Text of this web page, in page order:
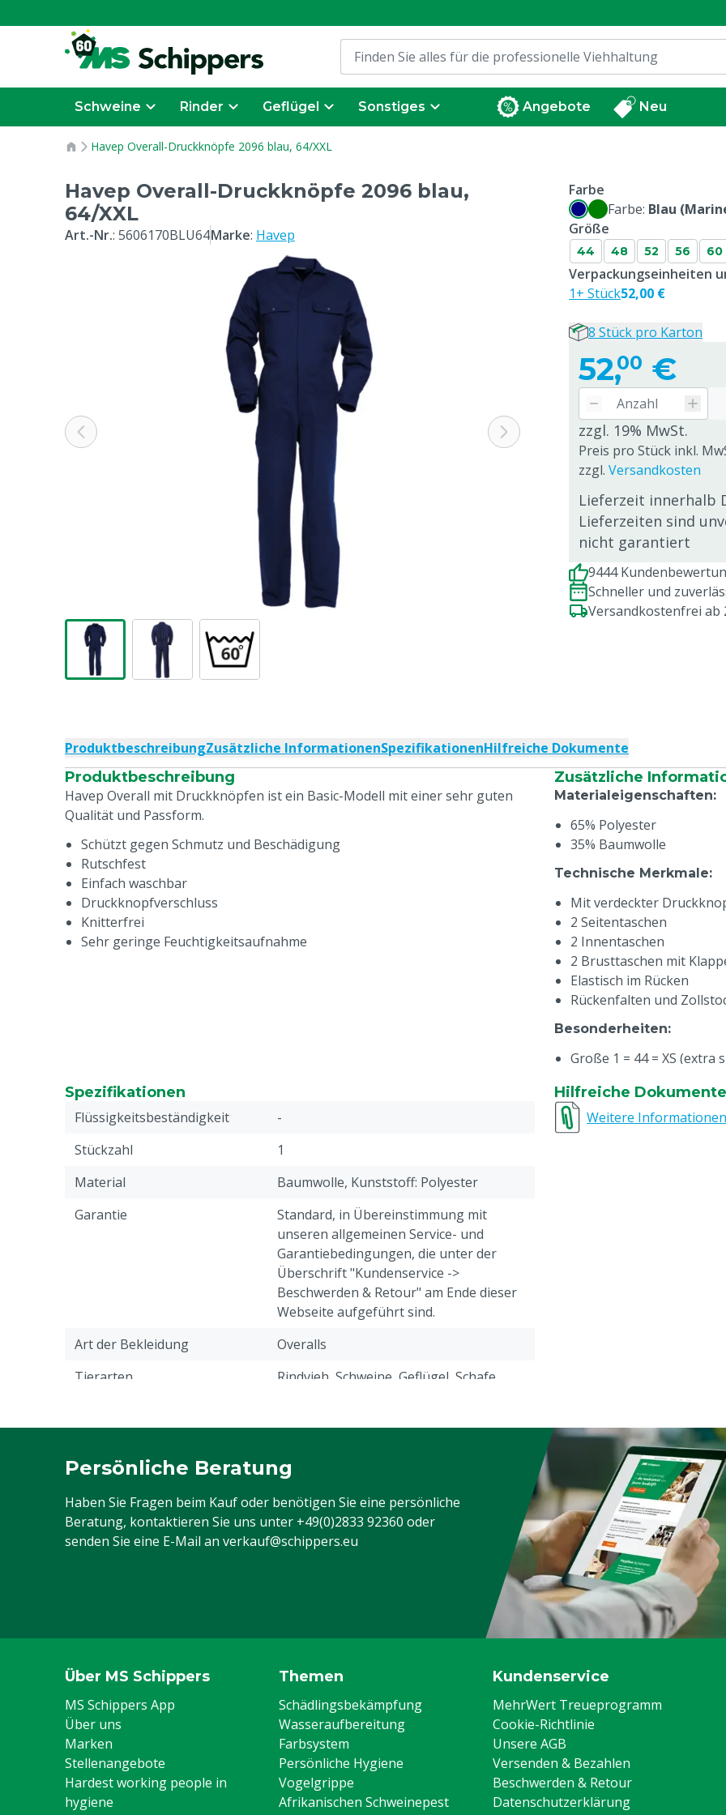
Schweine Rinder Geflügel Sonstiges Angebote Neu
Havep Overall-Druckknöpfe 2096 blau, 64/XXL
Havep Overall-Druckknöpfe 2096 blau,
64/XXL
Art.-Nr.: 5606170BLU64Marke: Havep
Farbe
Farbe: Blau
Größe
44 48 52 56 60
52,00 €
zzgl. 19% MwSt.
Preis pro Stück inkl.
zzgl. Versandkosten
Lieferzeit innerhalb
Lieferzeiten sind
nicht garantiert
Verpackungseinheiten
1+ Stück52,00 €
8 Stück pro Karton
9444
Schneller und
Versandkostenfrei ab
ProduktbeschreibungZusätzliche InformationenSpezifikationenHilfreiche Dokumente
Produktbeschreibung
Havep Overall mit Druckknöpfen ist ein Basic-Modell mit einer sehr guten
Qualität und Passform.
Schützt gegen Schmutz und Beschädigung
Rutschfest
Einfach waschbar
Druckknopfverschluss
Knitterfrei
Sehr geringe Feuchtigkeitsaufnahme
Zusätzliche
Materialeigenschaften:
65% Polyester
35% Baumwolle
Technische Merkmale:
Mit verdeckter
2 Seitentaschen
2 Innentaschen
2 Brusttaschen mit
Elastisch im Rücken
Rückenfalten und
Besonderheiten:
Große 1 = 44 = XS (extra
Große 3 = 52 = M (medium)
Große 4 = 56 = L (large)
Große 5 = 60 = XL (extra
Spezifikationen
Flüssigkeitsbeständigkeit
-
Stückzahl
1
Material
Baumwolle, Kunststoff: Polyester
Garantie
Standard, in Übereinstimmung mit
unseren allgemeinen Service- und
Garantiebedingungen, die unter der
Überschrift "Kundenservice ->
Beschwerden & Retour" am Ende dieser
Webseite aufgeführt sind.
Art der Bekleidung
Overalls
Tierarten
Rindvieh, Schweine, Geflügel, Schafe,
Verschluss
Knopf
Tuchgewicht
245 g/m²
Typ Overalls
Standard-Overalls
Farbe
Blau (Marine)
Hilfreiche Dokumente
Weitere Informationen
Persönliche Beratung
Haben Sie Fragen beim Kauf oder benötigen Sie eine persönliche
Beratung, kontaktieren Sie uns unter +49(0)2833 92360 oder
senden Sie eine E-Mail an verkauf@schippers.eu
Über MS Schippers
MS Schippers App
Über uns
Marken
Stellenangebote
Hardest working people in
hygiene
Themen
Schädlingsbekämpfung
Wasseraufbereitung
Farbsystem
Persönliche Hygiene
Vogelgrippe
Afrikanischen Schweinepest
Kundenservice
MehrWert Treueprogramm
Cookie-Richtlinie
Unsere AGB
Versenden & Bezahlen
Beschwerden & Retour
Datenschutzerklärung